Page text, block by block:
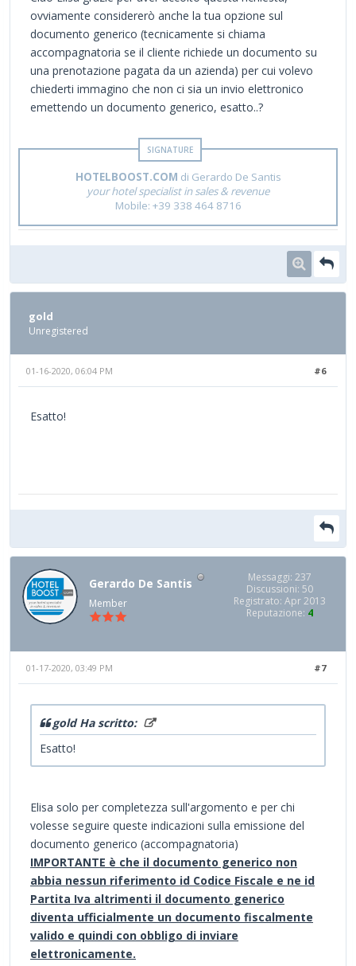
ovviamente considererò anche la tua opzione sul
documento generico (tecnicamente si chiama
accompagnatoria se il cliente richiede un documento su
una prenotazione pagata da un azienda) per cui volevo
chiederti immagino che non ci sia un invio elettronico
emettendo un documento generico, esatto..?
HOTELBOOST.COM di Gerardo De Santis
your hotel specialist in sales & revenue
Mobile: +39 338 464 8716
gold
Unregistered
#6
01-16-2020, 06:04 PM
Esatto!
Gerardo De Santis
Member
Messaggi: 237
Discussioni: 50
Registrato: Apr 2013
Reputazione: 4
#7
01-17-2020, 03:49 PM
gold Ha scritto:
Esatto!
Elisa solo per completezza sull'argomento e per chi
volesse seguire queste indicazioni sulla emissione del
documento generico (accompagnatoria)
IMPORTANTE è che il documento generico non
abbia nessun riferimento id Codice Fiscale e ne id
Partita Iva altrimenti il documento generico
diventa ufficialmente un documento fiscalmente
valido e quindi con obbligo di inviare
elettronicamente.